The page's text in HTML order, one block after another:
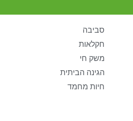
סביבה
חקלאות
משק חי
הגינה הביתית
חיות מחמד